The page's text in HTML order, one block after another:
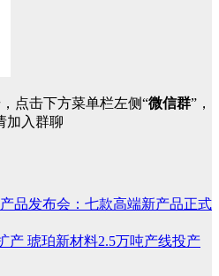
点击下方菜单栏左侧“微信群”，
加入群聊
品发布会：七款高端新产品正式
产 琥珀新材料2.5万吨产线投产